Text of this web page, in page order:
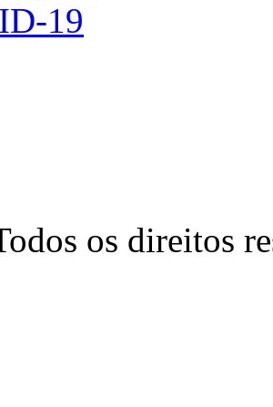
19
os direitos